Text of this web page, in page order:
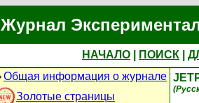
Журнал
НАЧАЛО ПОИСК
Общая информация о журнале
Золотые страницы